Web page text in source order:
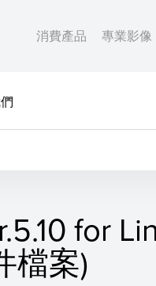
消費產品 專業影像
for
檔案)